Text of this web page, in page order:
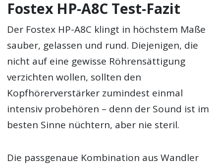
Fostex HP-A8C Test-Fazit
Der Fostex HP-A8C klingt in höchstem Maße
sauber, gelassen und rund. Diejenigen, die
nicht auf eine gewisse Röhrensättigung
verzichten wollen, sollten den
Kopfhörerverstärker zumindest einmal
intensiv probehören – denn der Sound ist im
besten Sinne nüchtern, aber nie steril.
Die passgenaue Kombination aus Wandler